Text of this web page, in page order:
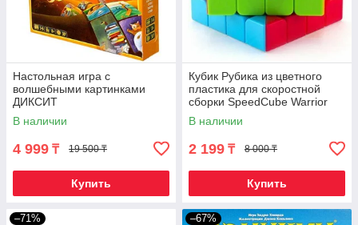
Настольная игра с
волшебными картинками
ДИКСИТ
В наличии
4 999 ₸ 19 500 ₸
Купить
Кубик Рубика из цветного
пластика для скоростной
сборки SpeedCube Warrior
QYtoys (4 x 4 x 4)
В наличии
2 199 ₸ 8 000 ₸
Купить
–71% –67%